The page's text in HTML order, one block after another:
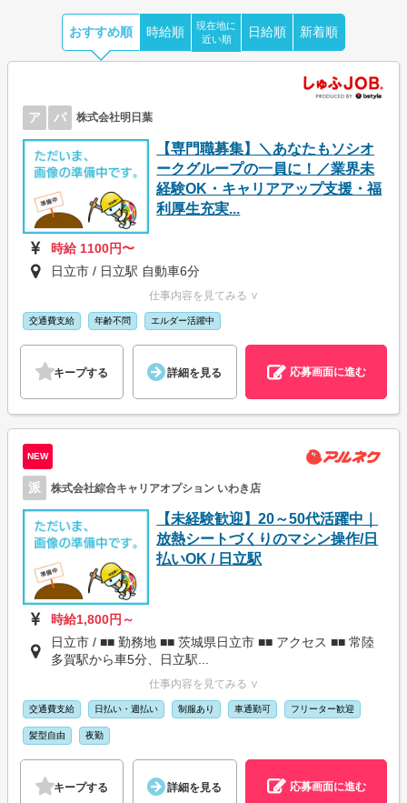
おすすめ順 時給順
現在地に
近い順
日給順 新着順
ア パ 株式会社明日葉
【専門職募集】＼あなたもソシオ
ークグループの一員に！／業界未
経験OK・キャリアアップ支援・福
利厚生充実...
時給 1100円〜
日立市 / 日立駅 自動車6分
仕事内容を見てみる ∨
交通費支給 年齢不問 エルダー活躍中
キープする 詳細を見る 応募画面に進む
NEW
派 株式会社綜合キャリアオプション いわき店
【未経験歓迎】20～50代活躍中｜
放熱シートづくりのマシン操作/日
払いOK / 日立駅
時給1,800円～
日立市 / ■■ 勤務地 ■■ 茨城県日立市 ■■ アクセス ■■ 常陸
多賀駅から車5分、日立駅...
仕事内容を見てみる ∨
交通費支給 日払い・週払い 制服あり 車通勤可 フリーター歓迎
髪型自由 夜勤
キープする 詳細を見る 応募画面に進む